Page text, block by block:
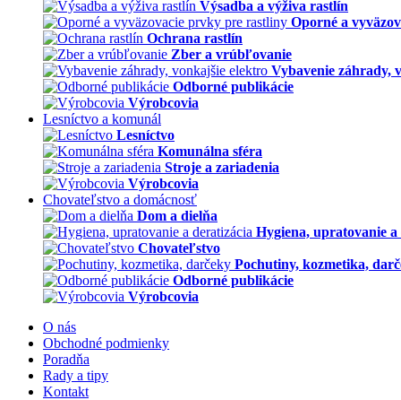
Výsadba a výživa rastlín
Oporné a
Ochrana rastlín
Zber a vrúbľovanie
Vybavenie záhrady,
Odborné publikácie
Výrobcovia
Lesníctvo a komunál
Lesníctvo
Komunálna sféra
Stroje a zariadenia
Výrobcovia
Chovateľstvo a domácnosť
Dom a dielňa
Hygiena, upratovanie a
Chovateľstvo
Pochutiny, kozmetika,
Odborné publikácie
Výrobcovia
O nás
Obchodné podmienky
Poradňa
Rady a tipy
Kontakt